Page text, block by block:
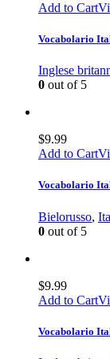
Add to Cart
Vocabolario
Inglese
0 out of 5
$9.99
Add to Cart
Vocabolario
Bielorusso,
0 out of 5
$9.99
Add to Cart
Vocabolario